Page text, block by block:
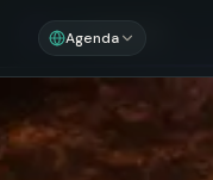
AgendaNoosom